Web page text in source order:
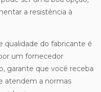
a resistência à
qualidade do fabricante é
um fornecedor
garante que você receba
atendem a normas